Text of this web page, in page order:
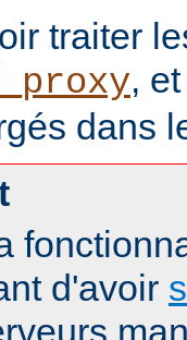
traiter
,
dans
d'avoir